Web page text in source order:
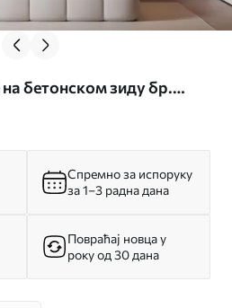
бетонском зиду бр.
Спремно за испоруку
за 1–3 радна дана
Повраћај новца у
року од 30 дана